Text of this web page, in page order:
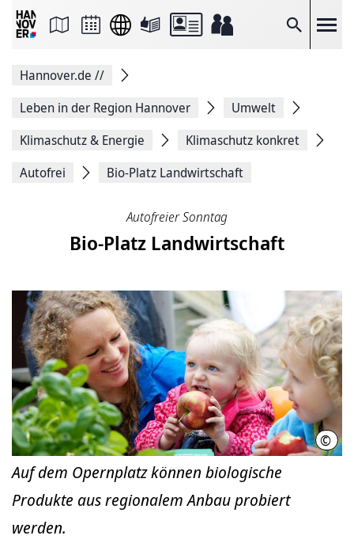
Suche
Seite
Facebook
teilen
Seitenlink
Seite
Hannover.de //
Leben in der Region Hannover
Umwelt
Klimaschutz & Energie
Klimaschutz konkret
Autofrei
Bio-Platz Landwirtschaft
Autofreier Sonntag
Bio-Platz Landwirtschaft
©
Auf dem Opernplatz können biologische
Produkte aus regionalem Anbau probiert
werden.